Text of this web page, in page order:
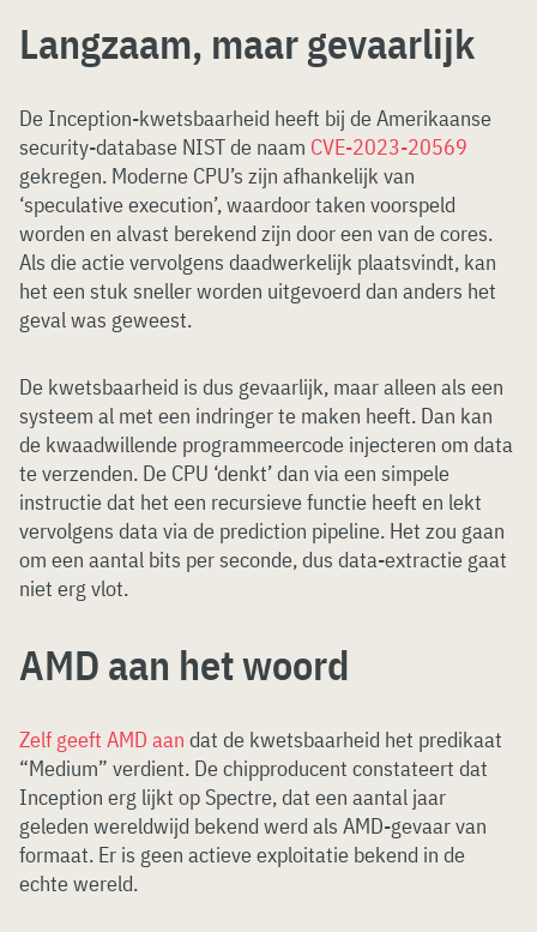
Langzaam, maar gevaarlijk
De Inception-kwetsbaarheid heeft bij de Amerikaanse
security-database NIST de naam CVE-2023-20569
gekregen. Moderne CPU’s zijn afhankelijk van
‘speculative execution’, waardoor taken voorspeld
worden en alvast berekend zijn door een van de cores.
Als die actie vervolgens daadwerkelijk plaatsvindt, kan
het een stuk sneller worden uitgevoerd dan anders het
geval was geweest.
De kwetsbaarheid is dus gevaarlijk, maar alleen als een
systeem al met een indringer te maken heeft. Dan kan
de kwaadwillende programmeercode injecteren om data
te verzenden. De CPU ‘denkt’ dan via een simpele
instructie dat het een recursieve functie heeft en lekt
vervolgens data via de prediction pipeline. Het zou gaan
om een aantal bits per seconde, dus data-extractie gaat
niet erg vlot.
AMD aan het woord
Zelf geeft AMD aan dat de kwetsbaarheid het predikaat
“Medium” verdient. De chipproducent constateert dat
Inception erg lijkt op Spectre, dat een aantal jaar
geleden wereldwijd bekend werd als AMD-gevaar van
formaat. Er is geen actieve exploitatie bekend in de
echte wereld.